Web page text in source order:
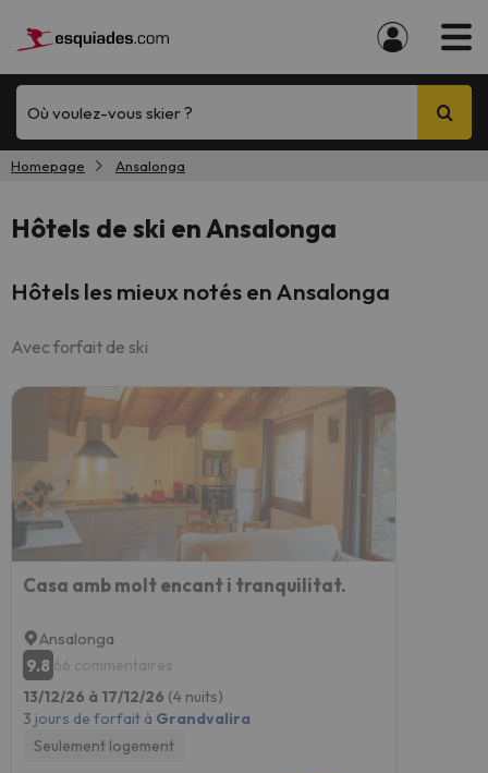
Où voulez-vous skier ?
Homepage Ansalonga
Hôtels de ski en Ansalonga
Hôtels les mieux notés en Ansalonga
Avec forfait de ski
Casa amb molt encant i tranquilitat.
Ansalonga
9.8 66 commentaires
13/12/26 à 17/12/26 (4 nuits)
3 jours de forfait à Grandvalira
Seulement logement